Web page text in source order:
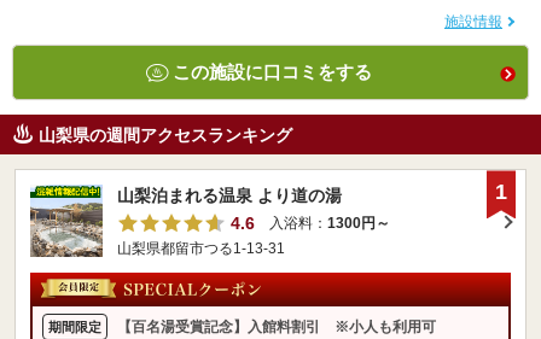
施設情報
この施設に口コミをする
山梨県の週間アクセスランキング
山梨泊まれる温泉 より道の湯
4.6
入浴料： 1300円～
山梨県都留市つる1-13-31
期間限定 【百名湯受賞記念】入館料割引 ※小人も利用可
1